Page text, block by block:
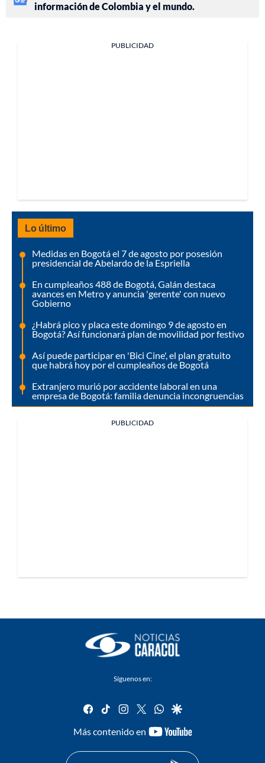
información de Colombia y el mundo.
PUBLICIDAD
Lo último
Medidas en Bogotá el 7 de agosto por posesión
presidencial de Abelardo de la Espriella
En cumpleaños 488 de Bogotá, Galán destaca
avances en Metro y anuncia 'gerente' con nuevo
Gobierno
¿Habrá pico y placa este domingo 9 de agosto en
Bogotá? Así funcionará plan de movilidad por festivo
Así puede participar en 'Bici Cine', el plan gratuito
que habrá hoy por el cumpleaños de Bogotá
Extranjero murió por accidente laboral en una
empresa de Bogotá: familia denuncia incongruencias
PUBLICIDAD
Síguenos en:
facebook
tiktok instagram
twitterwhatsapp
google
Más contenido en
youtube-